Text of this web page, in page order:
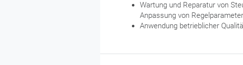
Wartung und Reparatur von
Anpassung von
Anwendung betrieblicher